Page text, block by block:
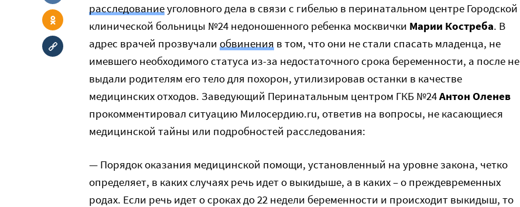
расследованиеуголовного дела в связи с гибелью в перинатальном центре Городской
клинической больницы №24 недоношенного ребенка москвички Марии Костреба. В
адрес врачей прозвучали обвинения в том, что они не стали спасать младенца, не
имевшего необходимого статуса из-за недостаточного срока беременности, а после не
выдали родителям его тело для похорон, утилизировав останки в качестве
медицинских отходов. Заведующий Перинатальным центром ГКБ №24Антон Оленев
прокомментировал ситуацию Милосердию.ru, ответив на вопросы, не касающиеся
медицинской тайны или подробностей расследования:
— Порядок оказания медицинской помощи, установленный на уровне закона, четко
определяет, в каких случаях речь идет о выкидыше, а в каких – о преждевременных
родах. Если речь идет о сроках до 22 недели беременности и происходит выкидыш, то